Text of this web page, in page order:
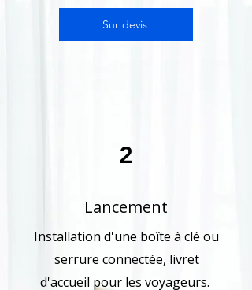
Sur devis
2
Lancement
Installation d'une boîte à clé ou
serrure connectée, livret
d'accueil pour les voyageurs.